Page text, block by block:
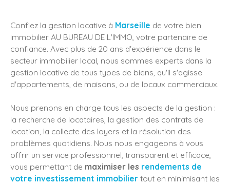
Confiez la gestion locative à Marseille de votre bien
immobilier AU BUREAU DE L'IMMO, votre partenaire de
confiance. Avec plus de 20 ans d'expérience dans le
secteur immobilier local, nous sommes experts dans la
gestion locative de tous types de biens, qu'il s'agisse
d'appartements, de maisons, ou de locaux commerciaux.
Nous prenons en charge tous les aspects de la gestion :
la recherche de locataires, la gestion des contrats de
location, la collecte des loyers et la résolution des
problèmes quotidiens. Nous nous engageons à vous
offrir un service professionnel, transparent et efficace,
vous permettant de maximiser les rendements de
votre investissement immobilier tout en minimisant les